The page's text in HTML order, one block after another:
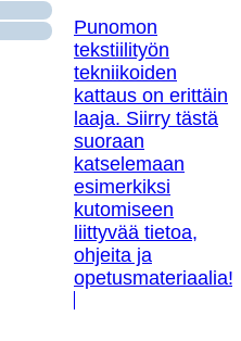
Punomon
tekstiilityön
tekniikoiden
kattaus on erittäin
laaja. Siirry tästä
suoraan
katselemaan
esimerkiksi
kutomiseen
liittyvää tietoa,
ohjeita ja
opetusmateriaalia!